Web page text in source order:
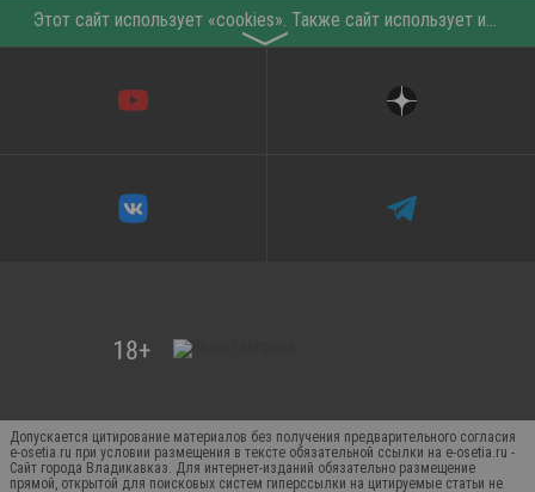
Этот сайт использует «cookies». Также сайт использует интернет-сервис для сбора технических данных касательно посетителей с целью получения маркетинговой и статистической информации. Условия обработки данных посетителей сайта см.
〉
Допускается цитирование материалов без получения предварительного согласия
e-osetia.ru при условии размещения в тексте обязательной ссылки на e-osetia.ru -
Сайт города Владикавказ. Для интернет-изданий обязательно размещение
прямой, открытой для поисковых систем гиперссылки на цитируемые статьи не